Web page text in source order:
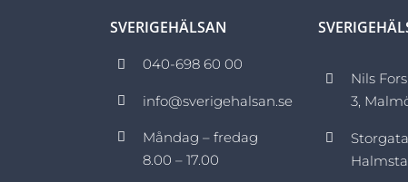
SVERIGEHÄLSAN
040-698 60 00
info@sverigehalsan.se
Måndag – fredag
8.00 – 17.00
Nils
3,